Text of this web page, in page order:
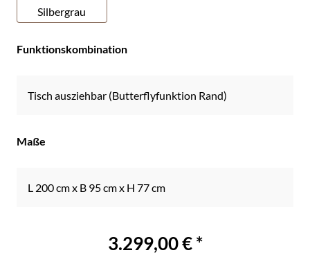
Silbergrau
Funktionskombination
Tisch ausziehbar (Butterflyfunktion Rand)
Maße
L 200 cm x B 95 cm x H 77 cm
3.299,00 € *